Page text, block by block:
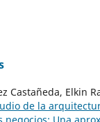
Castañeda, Elkin
de la